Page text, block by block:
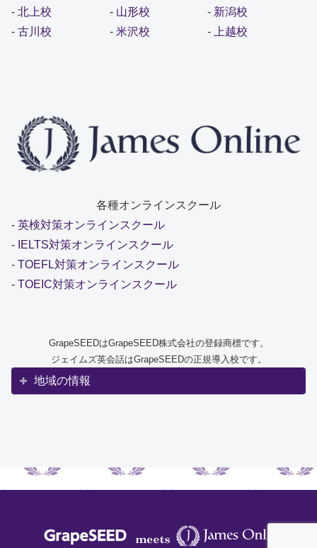
- 北上校
- 古川校
- 山形校
- 米沢校
- 新潟校
-
上越校
各種オンラインスクール
- 英検対策オンラインスクール
- IELTS対策オンラインスクール
- TOEFL対策オンラインスクール
- TOEIC対策オンラインスクール
GrapeSEEDはGrapeSEED株式会社の登録商標です。
ジェイムズ英会話はGrapeSEEDの正規導入校です。
地域の情報